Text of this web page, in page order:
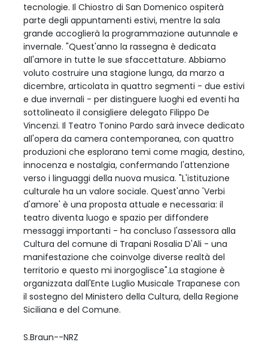
tecnologie. Il Chiostro di San Domenico ospiterà
parte degli appuntamenti estivi, mentre la sala
grande accoglierà la programmazione autunnale e
invernale. "Quest'anno la rassegna è dedicata
all'amore in tutte le sue sfaccettature. Abbiamo
voluto costruire una stagione lunga, da marzo a
dicembre, articolata in quattro segmenti - due estivi
e due invernali - per distinguere luoghi ed eventi ha
sottolineato il consigliere delegato Filippo De
Vincenzi. Il Teatro Tonino Pardo sarà invece dedicato
all'opera da camera contemporanea, con quattro
produzioni che esplorano temi come magia, destino,
innocenza e nostalgia, confermando l'attenzione
verso i linguaggi della nuova musica. "L'istituzione
culturale ha un valore sociale. Quest'anno 'Verbi
d'amore' è una proposta attuale e necessaria: il
teatro diventa luogo e spazio per diffondere
messaggi importanti - ha concluso l'assessora alla
Cultura del comune di Trapani Rosalia D'Ali - una
manifestazione che coinvolge diverse realtà del
territorio e questo mi inorgoglisce".La stagione è
organizzata dall'Ente Luglio Musicale Trapanese con
il sostegno del Ministero della Cultura, della Regione
Siciliana e del Comune.
S.Braun--NRZ